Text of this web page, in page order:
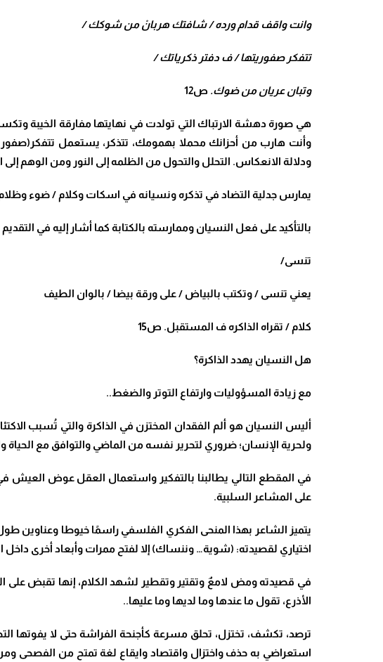
وانت واقف قدام ورده / شافتك هربانْ من شوكك /
تتفكر صفوريتها / ف دفتر ذكرياتك /
وتبان عريان من ضوك. ص12
هي صورة دهشة الارتباك التي تولدت في نهايتها مفارقة الخيبة
وأنت هارب من أحزانك محملا بهمومك، تتذكر، يستعمل
ودلالة الانعكاس. التحلل والتحول من الظلمه إلى النور ومن الوهم
يمارس جدلية التضاد في تذكره ونسيانه في اسكات وكلام / ضوء
بالتأكيد على فعل النسيان وممارسته بالكتابة كما أشار إليه في
تنسى/
يعني تنسى / وتكتب بالبياض / على ورقة بيضا / بالوان الطيف
كلام / تقراه الذاكره ف المستقبل. ص15
هل النسيان يهدد الذاكرة؟
مع زيادة المسؤوليات وارتفاع التوتر والضغط..
أليس النسيان هو ألم الفقدان المختزن في الذاكرة والتي تُسبب
ولحرية الإنسان؛ ضروري لتحرير نفسه من الماضي والتوافق مع
في المقطع التالي يطالبنا بالتفكير واستعمال العقل عوض العيش
على المشاعر السلبية.
يتميز الشاعر بهذا المنحى الفكري الفلسفي راسمًا خيوطا وعناوين
اختياري لقصيدته: (شوية… وننساك) إلا لفتح ممرات وأبعاد أخرى داخل
في قصيدته ومض لامعٌ وتقتير وتقطير لشهد الكلام، إنها تقبض على
الأذرع، تقول ما عندها وما لديها وما عليها..
ترصد، تكشف، تختزل، تحلق مسرعة كأجنحة الفراشة حتى لا يفوتها
استعراضي به حذف واختزال واقتصاد وايقاع لغة تمتح من الفصحى ومن